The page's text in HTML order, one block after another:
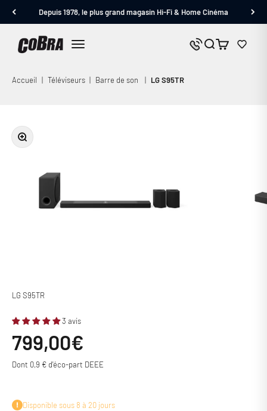
Depuis 1978, le plus grand magasin Hi-Fi & Home Cinéma
Cobra.fr
Nous contacter
Panier
Accueil | Téléviseurs | Barre de son | LG S95TR
Zoomer sur l'image
LG S95TR
3 avis
Prix de vente
799,00€
Dont 0,9 € d'éco-part DEEE
Disponible sous 8 à 20 jours